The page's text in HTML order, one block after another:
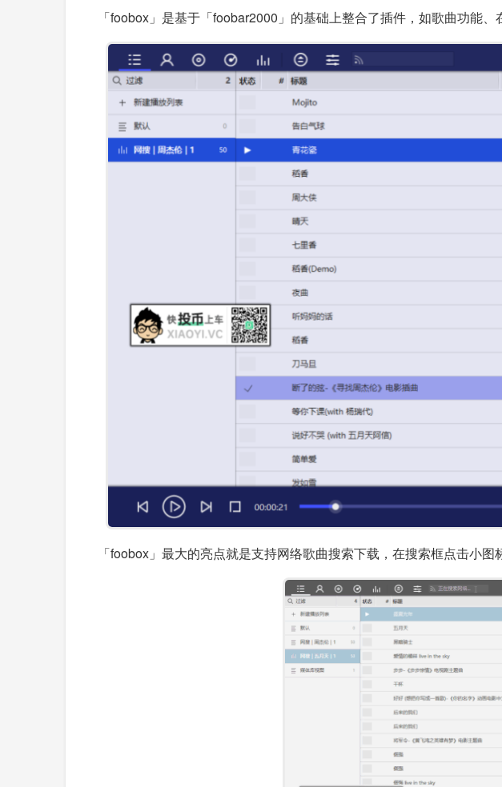
「foobox」是基于「foobar2000」的基础上整合了插件，如歌曲功能
「foobox」最大的亮点就是支持网络歌曲搜索下载，在搜索框点击小